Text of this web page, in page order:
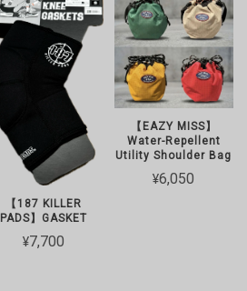
【187 KILLER
PADS】GASKET
¥7,700
【EAZY MISS】
Water-Repellent
Utility Shoulder Bag
¥6,050